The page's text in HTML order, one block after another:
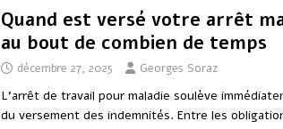
Quand est versé votre arrêt
au bout de combien de temps
décembre 27, 2025 Georges Soraz
L’arrêt de travail pour maladie soulève
du versement des indemnités. Entre les